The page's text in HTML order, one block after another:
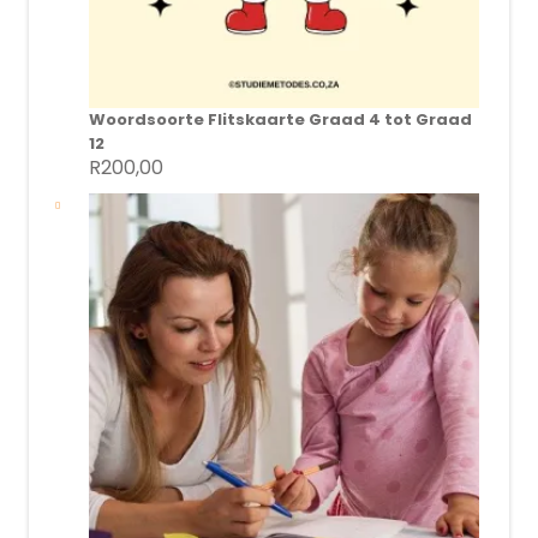
Woordsoorte Flitskaarte Graad 4 tot Graad
12
R200,00